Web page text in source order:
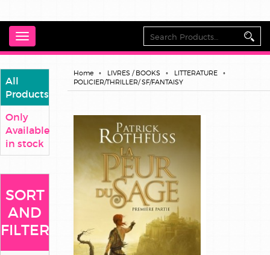
Toggle
navigation
All
Products
Only
Available
in stock
SORT
AND
FILTER
Home LIVRES / BOOKS
LITTERATURE
POLICIER/THRILLER/ SF/FANTAISY